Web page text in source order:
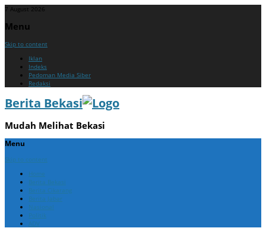
7 August 2026
Menu
Skip to content
Iklan
Indeks
Pedoman Media Siber
Redaksi
Berita Bekasi
Mudah Melihat Bekasi
Menu
Skip to content
Home
Berita Bekasi
Berita Cikarang
Berita Jabar
Nasional
Politik
ADV